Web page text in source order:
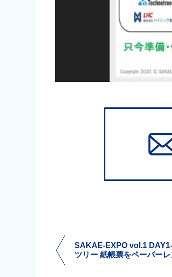
SAKAE-EXPO vol.1
ツリー 紙帳票をペーパーレ